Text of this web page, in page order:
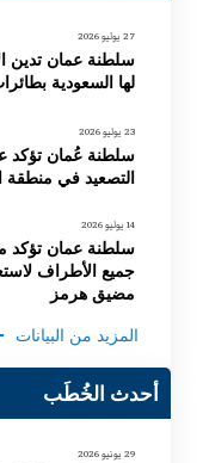
27 يوليو 2026
سلطنة عمان تدين
لها السعودية
23 يوليو 2026
سلطنة عُمان تؤكد
التصعيد في منطقة
14 يوليو 2026
سلطنة عمان تؤكد
جميع الأطراف
مضيق هرمز
المزيد من البيانات
أحدث الخُطَب
29 يونيو 2026